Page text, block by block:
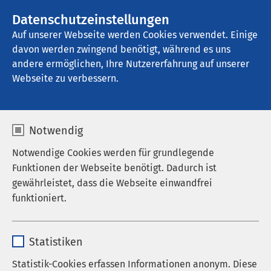
Datenschutzeinstellungen
Auf unserer Webseite werden Cookies verwendet. Einige
davon werden zwingend benötigt, während es uns
andere ermöglichen, Ihre Nutzererfahrung auf unserer
Webseite zu verbessern.
Notwendig
Notwendige Cookies werden für grundlegende
Funktionen der Webseite benötigt. Dadurch ist
gewährleistet, dass die Webseite einwandfrei
funktioniert.
Anbieter sgalinski
Statistiken
Statistik-Cookies erfassen Informationen anonym. Diese
AMEOS Reha Klinikum Lübeck -
Abhängigkeitserkrankungen